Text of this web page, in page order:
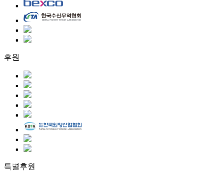
후원
특별후원